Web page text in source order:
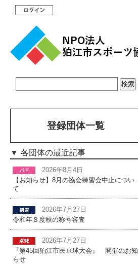
登録団体一覧
各団体の最近記事
2026年8月4日
【お知らせ】8月の協会練習会中止につい
て
2026年7月27日
令和年８度秋の称号審査
2026年7月27日
『第45回狛江市民卓球大会』 開催のお知
らせ